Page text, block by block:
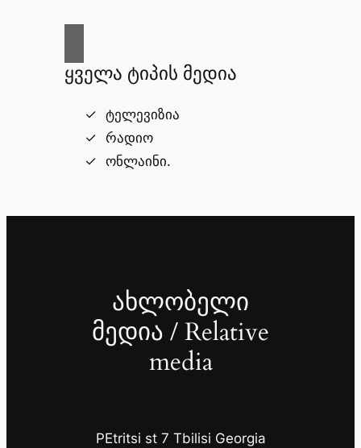
ყველა ტიპის მედია
ტელევიზია
რადიო
ონლაინი.
ახლობელი
მედია / Relative
media
PEtritsi st 7 Tbilisi Georgia